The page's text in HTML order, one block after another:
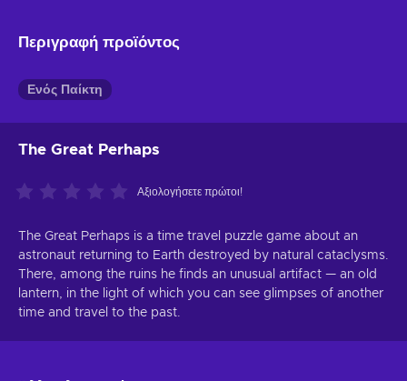
Περιγραφή προϊόντος
Ενός Παίκτη
The Great Perhaps
Αξιολογήσετε πρώτοι!
The Great Perhaps is a time travel puzzle game about an
astronaut returning to Earth destroyed by natural cataclysms.
There, among the ruins he finds an unusual artifact — an old
lantern, in the light of which you can see glimpses of another
time and travel to the past.